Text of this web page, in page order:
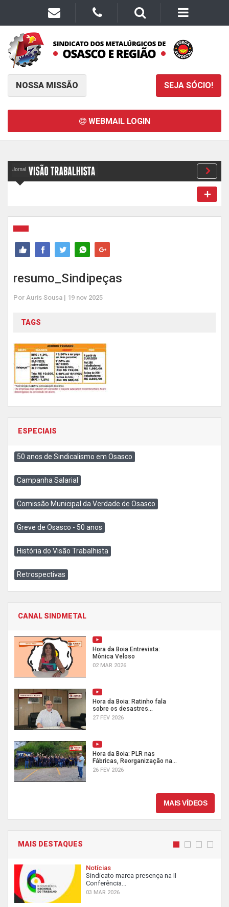
NOSSA MISSÃO SEJA SÓCIO!
WEBMAIL LOGIN
resumo_Sindipeças
Por Auris Sousa | 19 nov 2025
TAGS
ESPECIAIS
50 anos de Sindicalismo em Osasco
Campanha Salarial
Comissão Municipal da Verdade de Osasco
Greve de Osasco - 50 anos
História do Visão Trabalhista
Retrospectivas
CANAL SINDMETAL
Hora da Boia Entrevista:
Mônica Veloso
02 MAR 2026
Hora da Boia: Ratinho fala
sobre os desastres...
27 FEV 2026
Hora da Boia: PLR nas
Fábricas, Reorganização na...
26 FEV 2026
MAIS VÍDEOS
MAIS DESTAQUES
Notícias
Sindicato marca presença na II
Conferência...
03 MAR 2026